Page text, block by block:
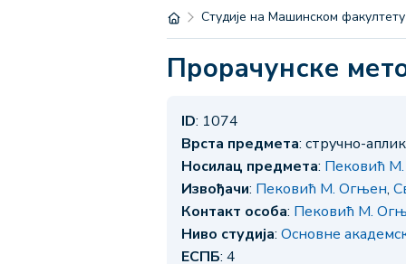
Студије на Машинском факултету
Прорачунске
ID: 1074
Врста предмета: стручно-
Носилац предмета: Пековић
Извођачи: Пековић М. Огњен,
Контакт особа: Пековић М.
Ниво студија: Основне
ЕСПБ: 4